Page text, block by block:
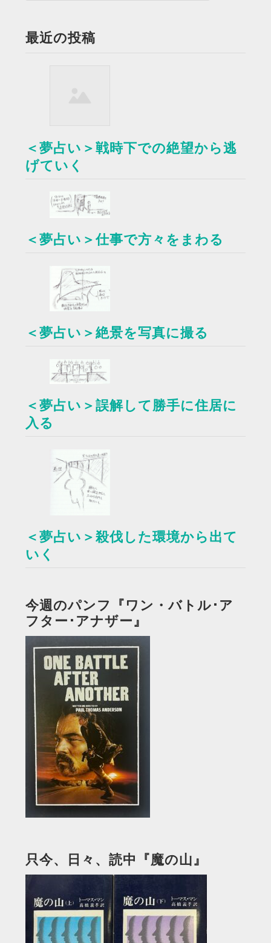
最近の投稿
＜夢占い＞戦時下での絶望から逃
げていく
＜夢占い＞仕事で方々をまわる
＜夢占い＞絶景を写真に撮る
＜夢占い＞誤解して勝手に住居に
入る
＜夢占い＞殺伐した環境から出て
いく
今週のパンフ『ワン・バトル･ア
フター･アナザー』
只今、日々、読中『魔の山』